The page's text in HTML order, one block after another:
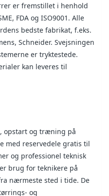
er fremstillet i henhold
FDA og ISO9001. Alle
bedste fabrikat, f.eks.
Schneider. Svejsningen
er tryktestede.
kan leveres til
opstart og træning på
med reservedele gratis til
og professionel teknisk
brug for teknikere på
nærmeste sted i tide. De
og